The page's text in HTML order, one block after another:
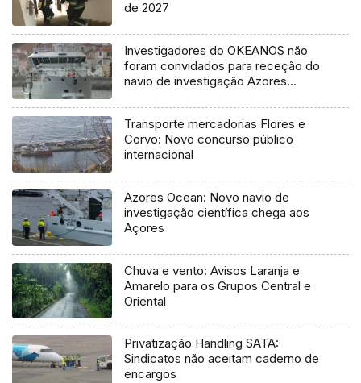
de 2027
Investigadores do OKEANOS não
foram convidados para receção do
navio de investigação Azores
Transporte mercadorias Flores e
Corvo: Novo concurso público
internacional
Azores Ocean: Novo navio de
investigação científica chega aos
Açores
Chuva e vento: Avisos Laranja e
Amarelo para os Grupos Central e
Oriental
Privatização Handling SATA:
Sindicatos não aceitam caderno de
encargos